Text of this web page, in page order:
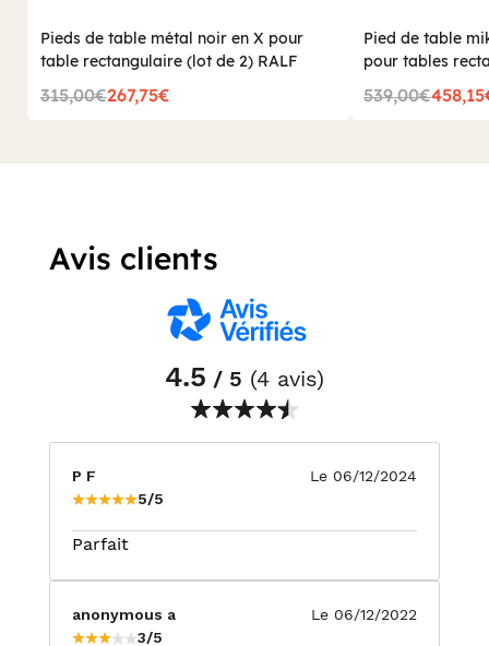
Pieds de table métal noir en X pour
table rectangulaire (lot de 2) RALF
315,00€267,75€
Pied de table
pour tables
200 à 240 cm
539,00€
Avis clients
4.5 / 5 (4 avis)
P F
5/5
Le 06/12/2024
Parfait
anonymous a
3/5
Le 06/12/2022